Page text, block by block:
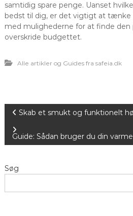
samtidig spare penge. Uanset
bedst til dig, er det vigtigt at tænke
med mulighederne for at finde
overskride budgettet.
Alle artikler og Guides fra safeia.dk
n
d
Skab et smukt og funktionelt
Guide: Sådan bruger du din
Søg